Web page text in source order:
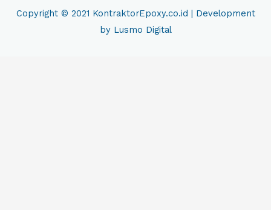
Copyright © 2021 KontraktorEpoxy.co.id | Development
by Lusmo Digital